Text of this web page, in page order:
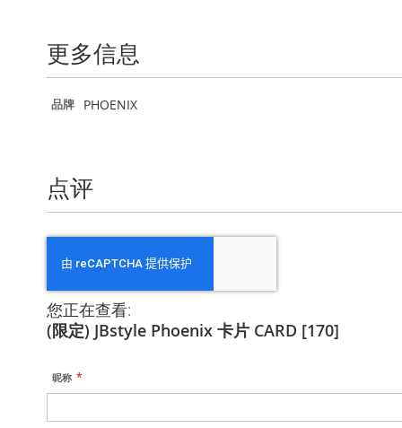
库
的
头
更多信息
更
品牌 PHOENIX
点评
您正在查看:
(限定) JBstyle Phoenix 卡片 CARD [170]
昵称